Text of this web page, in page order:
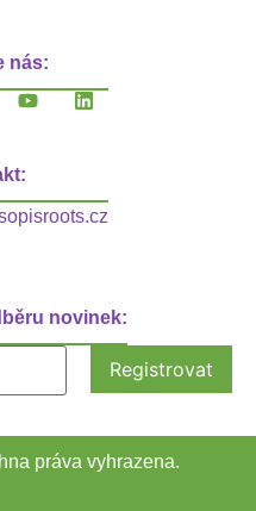
nás:
novinek:
práva vyhrazena.